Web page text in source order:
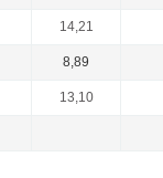
14,21
8,89
13,10